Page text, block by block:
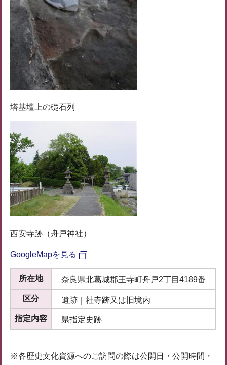
塔基壇上の礎石列
西安寺跡（舟戸神社）
GoogleMapを見る
所在地 奈良県北葛城郡王寺町舟戸2丁目4189番
区分 遺跡｜社寺跡又は旧境内
指定内容 県指定史跡
※各歴史文化資源へのご訪問の際は公開日・公開時間・